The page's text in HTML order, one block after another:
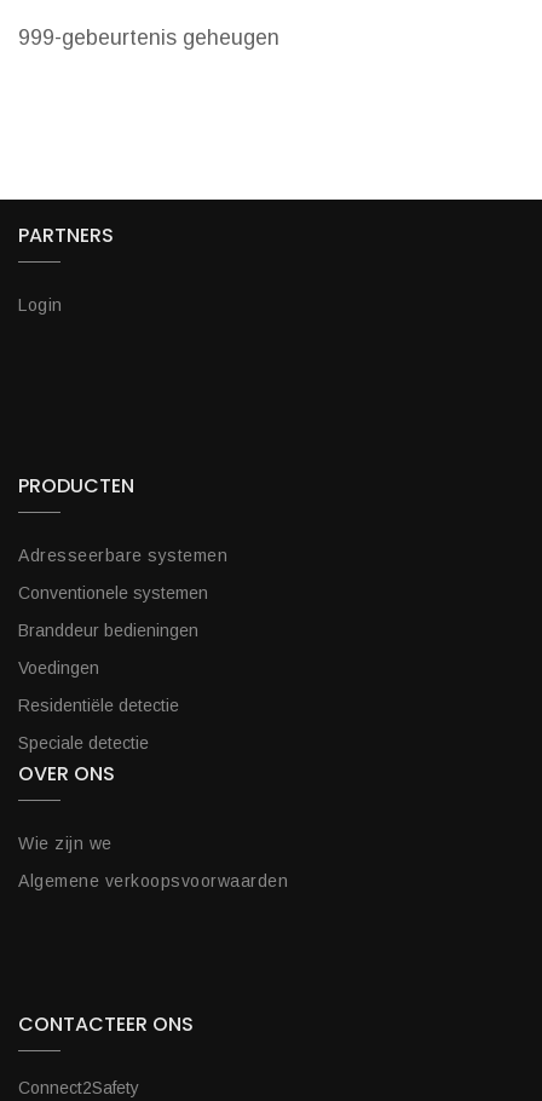
999-gebeurtenis geheugen
PARTNERS
Login
PRODUCTEN
Adresseerbare systemen
Conventionele systemen
Branddeur bedieningen
Voedingen
Residentiële detectie
Speciale detectie
OVER ONS
Wie zijn we
Algemene verkoopsvoorwaarden
CONTACTEER ONS
Connect2Safety